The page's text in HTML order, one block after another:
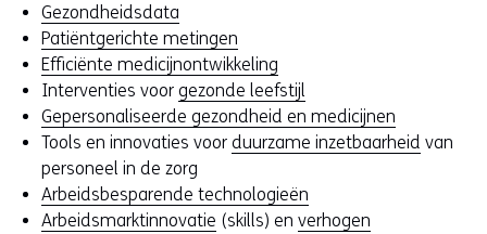
e
e
n
v
a
g
s
Gezondheidsdata
Patiëntgerichte metingen
Efficiënte medicijnontwikkeling
Interventies voor gezonde leefstijl
Gepersonaliseerde gezondheid en medicijnen
Tools en innovaties voor duurzame inzetbaarheid van
personeel in de zorg
Arbeidsbesparende technologieën
Arbeidsmarktinnovatie (skills) en verhogen